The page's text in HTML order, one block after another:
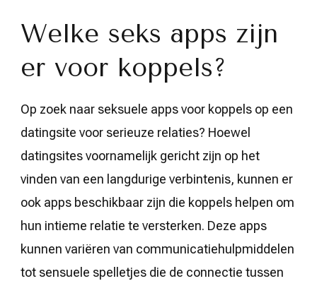
Welke seks apps zijn
er voor koppels?
Op zoek naar seksuele apps voor koppels op een
datingsite voor serieuze relaties? Hoewel
datingsites voornamelijk gericht zijn op het
vinden van een langdurige verbintenis, kunnen er
ook apps beschikbaar zijn die koppels helpen om
hun intieme relatie te versterken. Deze apps
kunnen variëren van communicatiehulpmiddelen
tot sensuele spelletjes die de connectie tussen